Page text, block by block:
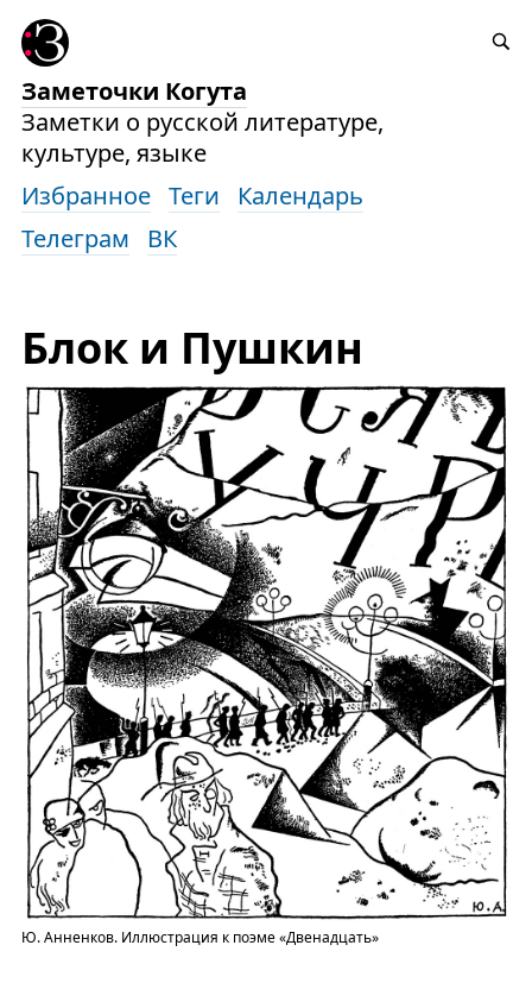
Заметочки Когута
Заметки о русской литературе,
культуре, языке
Избранное Теги
Календарь
Телеграм
ВК
Блок и Пушкин
Ю.Анненков. Иллюстрация к поэме «Двенадцать»